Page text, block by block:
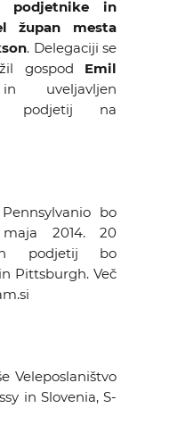
podjetnike in
župan mesta
. Delegaciji se
gospod Emil
uveljavljen
podjetij na
bo
2014. 20
podjetij bo
Pittsburgh. Več
Veleposlaništvo
in Slovenia, S-